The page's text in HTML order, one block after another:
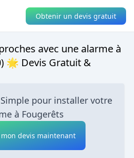
Obtenir un devis gratuit
avec une alarme à
🌟 Devis Gratuit &
pour installer votre
à Fougerêts
mon devis maintenant